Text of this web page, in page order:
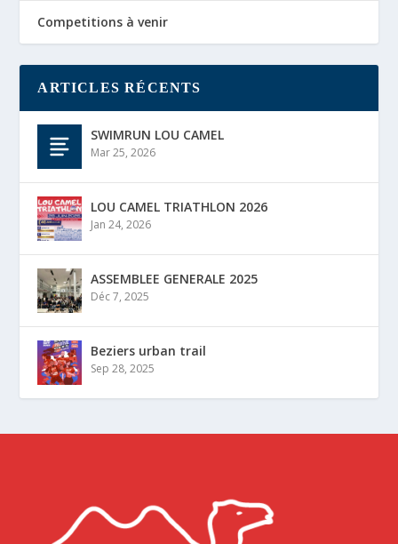
Competitions à venir
ARTICLES RÉCENTS
SWIMRUN LOU CAMEL
Mar 25, 2026
LOU CAMEL TRIATHLON 2026
Jan 24, 2026
ASSEMBLEE GENERALE 2025
Déc 7, 2025
Beziers urban trail
Sep 28, 2025